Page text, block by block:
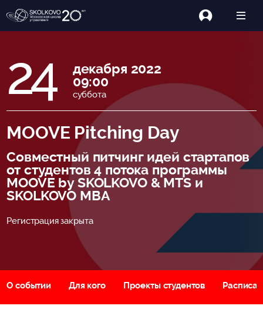
24
декабря 2022
09:00
суббота
MOOVE Pitching Day
Совместный питчинг идей стартапов
от студентов 4 потока программы
MOOVE by SKOLKOVO & MTS и
SKOLKOVO MBA
Регистрация закрыта
О событии Для кого Проекты студентов